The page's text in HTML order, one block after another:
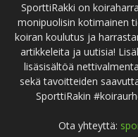
SporttiRakki on
monipuolisin kotimainen
koiran koulutus ja
artikkeleita ja uutisia!
lisäsisältöä
sekä tavoitteiden
SporttiRakin
Ota yhteyttä: